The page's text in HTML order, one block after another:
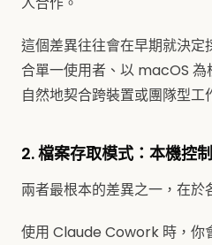
這個差異往往會在早期就決
合單一使用者、以 macOS 為
自然地契合跨裝置或團隊型工
2. 檔案存取模式：本機控
兩者最根本的差異之一，在於
使用 Claude Cowork 時，你